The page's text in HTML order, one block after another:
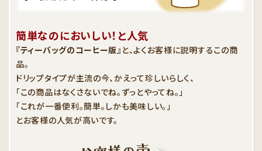
簡単なのにおいしい！と人気
『ティーバッグのコーヒー版』 と、よくお客様に説明するこの商
品。
ドリップタイプが主流の今、かえって珍しいらしく、
「この商品はなくさないでね。ずっとやってね。」
「これが一番便利。簡単。しかも美味しい。」
とお客様の人気が高いです。